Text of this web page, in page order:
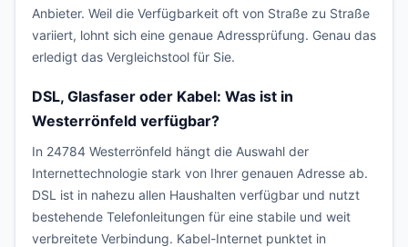
Anbieter. Weil die Verfügbarkeit oft von Straße zu Straße
variiert, lohnt sich eine genaue Adressprüfung. Genau das
erledigt das Vergleichstool für Sie.
DSL, Glasfaser oder Kabel: Was ist in
Westerrönfeld verfügbar?
In 24784 Westerrönfeld hängt die Auswahl der
Internettechnologie stark von Ihrer genauen Adresse ab.
DSL ist in nahezu allen Haushalten verfügbar und nutzt
bestehende Telefonleitungen für eine stabile und weit
verbreitete Verbindung. Kabel-Internet punktet in